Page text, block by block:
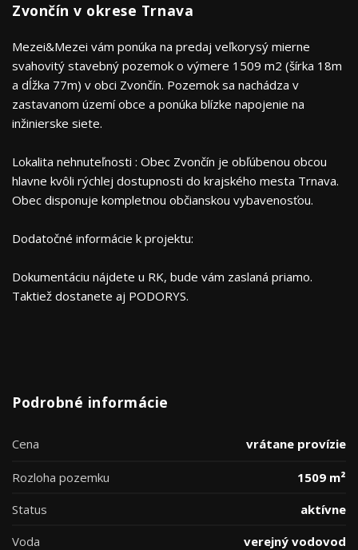
Zvončín v okrese Trnava
Mezei&Mezei vám ponúka na predaj veľkorysý mierne
svahovitý stavebný pozemok o výmere 1509 m2 (šírka 18m
a dĺžka 77m) v obci Zvončín. Pozemok sa nachádza v
zastavanom území obce a ponúka blízke napojenie na
inžinierske siete.
Lokalita nehnuteľnosti : Obec Zvončín je obľúbenou obcou
hlavne kvôli rýchlej dostupnosti do krajského mesta Trnava.
Obec disponuje kompletnou občianskou vybavenosťou.
Dodatočné informácie k projektu:
Dokumentáciu nájdete u RK, bude vám zaslaná priamo.
Taktiež dostanete aj PODORYS.
Podrobné informácie
Cena vrátane provízie
Rozloha pozemku
1509 m²
Status
aktívne
Voda
verejný vodovod